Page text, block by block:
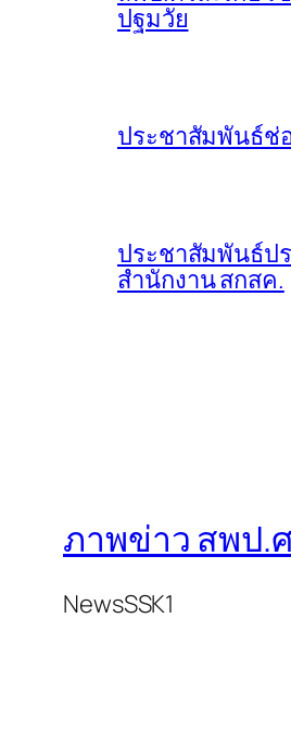
ปฐมวัย
ประชาสัมพันธ์ช่
ประชาสัมพันธ์ป
สำนักงาน สกสค.
ภาพข่าว สพป.ศ
NewsSSK1